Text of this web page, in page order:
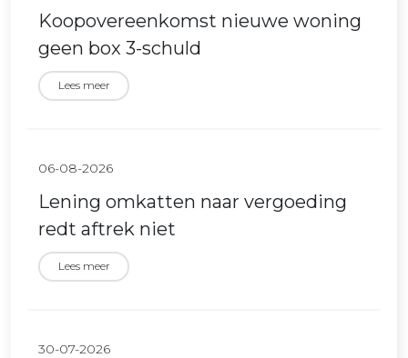
Koopovereenkomst nieuwe woning
geen box 3-schuld
Lees meer
06-08-2026
Lening omkatten naar vergoeding
redt aftrek niet
Lees meer
30-07-2026